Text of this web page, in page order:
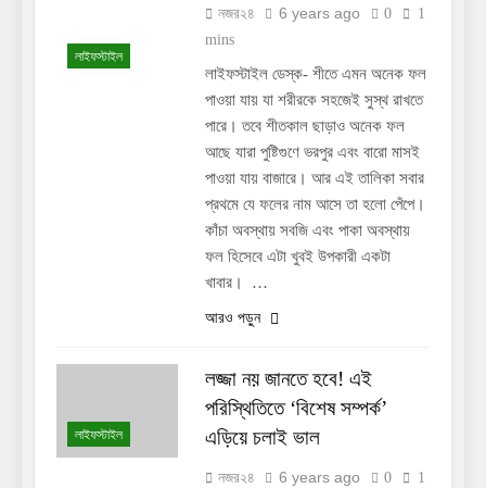
লাইফস্টাইল
নজর২৪ 6 years ago 0
1
mins
লাইফস্টাইল ডেস্ক- শীতে এমন অনেক ফল
পাওয়া যায় যা শরীরকে সহজেই সুস্থ রাখতে
পারে। তবে শীতকাল ছাড়াও অনেক ফল
আছে যারা পুষ্টিগুণে ভরপুর এবং বারো মাসই
পাওয়া যায় বাজারে। আর এই তালিকা সবার
প্রথমে যে ফলের নাম আসে তা হলো পেঁপে।
কাঁচা অবস্থায় সবজি এবং পাকা অবস্থায়
ফল হিসেবে এটা খুবই উপকারী একটা
খাবার। …
আরও পড়ুন
লাইফস্টাইল
লজ্জা নয় জানতে হবে! এই
পরিস্থিতিতে ‘বিশেষ সম্পর্ক’
এড়িয়ে চলাই ভাল
নজর২৪ 6 years ago 0
1